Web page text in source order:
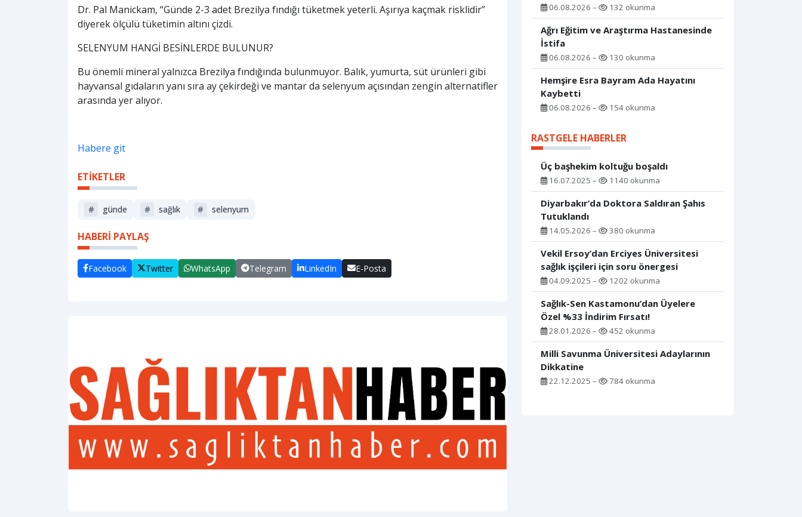
Dr. Pal Manickam, “Günde 2-3 adet Brezilya fındığı tüketmek yeterli. Aşırıya kaçmak risklidir”
diyerek ölçülü tüketimin altını çizdi.
SELENYUM HANGİ BESİNLERDE BULUNUR?
Bu önemli mineral yalnızca Brezilya fındığında bulunmuyor. Balık, yumurta, süt ürünleri gibi
hayvansal gıdaların yanı sıra ay çekirdeği ve mantar da selenyum açısından zengin alternatifler
arasında yer alıyor.
Habere git
ETİKETLER
# günde # sağlık # selenyum
HABERİ PAYLAŞ
Facebook Twitter WhatsApp Telegram LinkedIn E-Posta
06.08.2026 – 132 okunma
Ağrı Eğitim ve Araştırma Hastanesinde
İstifa
06.08.2026 – 130 okunma
Hemşire Esra Bayram Ada Hayatını
Kaybetti
06.08.2026 – 154 okunma
RASTGELE HABERLER
Üç başhekim koltuğu boşaldı
16.07.2025 – 1140 okunma
Diyarbakır’da Doktora Saldıran Şahıs
Tutuklandı
14.05.2026 – 380 okunma
Vekil Ersoy’dan Erciyes Üniversitesi
sağlık işçileri için soru önergesi
04.09.2025 – 1202 okunma
Sağlık-Sen Kastamonu’dan Üyelere
Özel %33 İndirim Fırsatı!
28.01.2026 – 452 okunma
Milli Savunma Üniversitesi Adaylarının
Dikkatine
22.12.2025 – 784 okunma